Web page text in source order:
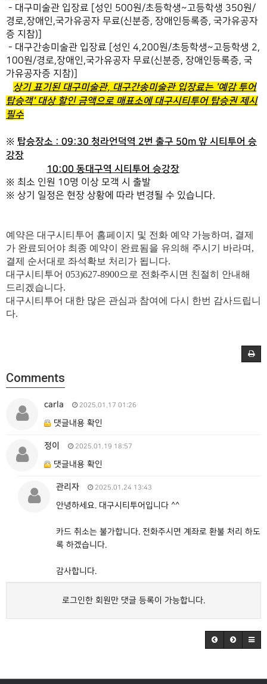
- 대구미술관 입장료 [성인 500원/초등학생~고등학생 350원/
경로,장애인,국가유공자 무료(신분증, 장애인등록증, 국가유공자
증 지참)]
- 대구간송미술관 입장료 [성인 4,200원/초등학생~고등학생 2,
100원/경로,장애인,국가유공자 무료(신분증, 장애인등록증, 국
가유공자증 지참)]
상기 표기된 대구미술관, 대구간송미술관 입장료는 '예감 투어
탑승객' 대상 할인 금액으로 매표소에 대구시티투어 탑승권 제시
필수
※ ​탑승장소 : 09:30 청라언덕역 2번 출구 50m 앞 시티투어 승
강장
10:00 동대구역 시티투어 승강장
※ 최소 인원 10명 이상 모객 시 출발
※ 상기 일정은 현장 상황에 따라 변경될 수 있습니다.
예약은 대구시티투어 홈페이지 및 전화 예약 가능하며, 결제
가 완료되어야 최종 예약이 완료됨을 유의해 주시기 바라며,
결제 순서대로 좌석확보 처리가 됩니다.
대구시티투어 053)627-8900으로 전화주시면 친절히 안내해
드리겠습니다.
대구시티투어 대한 많은 관심과 참여에 다시 한번 감사드립니
다.
Comments
carla 2025.01.17 01:26
댓글내용 확인
정이 2025.01.19 18:57
댓글내용 확인
관리자 2025.01.24 13:43
안녕하세요. 대구시티투어입니다 ^^
카드 취소는 불가합니다. 전화주시면 계좌로 환불 처리 하도
록 하겠습니다.
감사합니다.
로그인한 회원만 댓글 등록이 가능합니다.